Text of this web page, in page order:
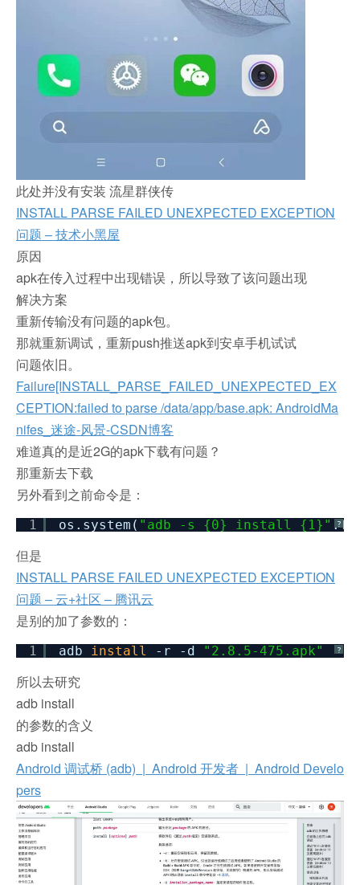
此处并没有安装 流星群侠传
INSTALL PARSE FAILED UNEXPECTED EXCEPTION
问题 – 技术小黑屋
原因
apk在传入过程中出现错误，所以导致了该问题出现
解决方案
重新传输没有问题的apk包。
那就重新调试，重新push推送apk到安卓手机试试
问题依旧。
Failure[INSTALL_PARSE_FAILED_UNEXPECTED_EX
CEPTION:failed to parse /data/app/base.apk: AndroidMa
nifes_迷途-风景-CSDN博客
难道真的是近2G的apk下载有问题？
那重新去下载
另外看到之前命令是：
?
1 os.system( "adb -s {0} install {1}" .
但是
INSTALL PARSE FAILED UNEXPECTED EXCEPTION
问题 – 云+社区 – 腾讯云
是别的加了参数的：
?
1 adb install -r -d "2.8.5-475.apk"
所以去研究
adb install
的参数的含义
adb install
Android 调试桥 (adb) | Android 开发者 | Android Develo
pers